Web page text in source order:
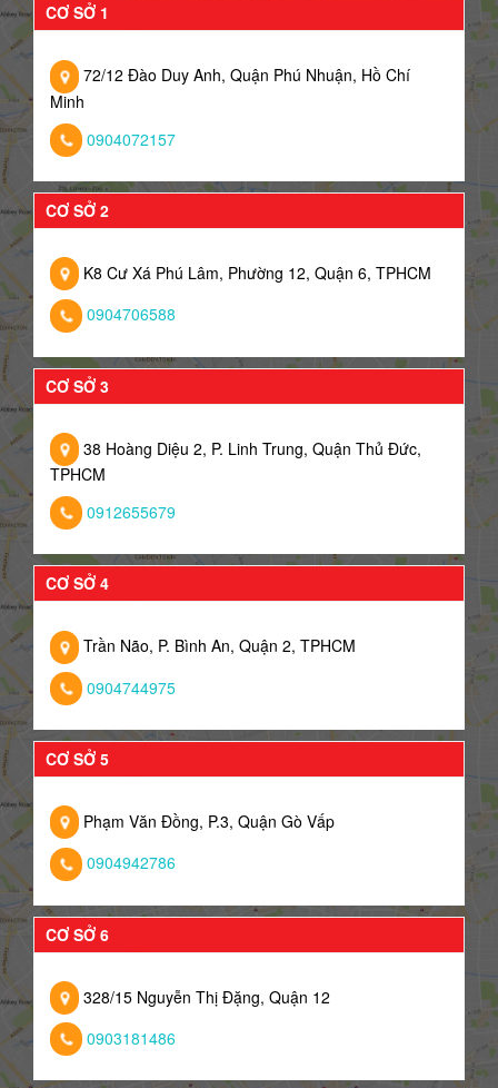
CƠ SỞ 1
72/12 Đào Duy Anh, Quận Phú Nhuận, Hồ Chí
Minh
0904072157
CƠ SỞ 2
K8 Cư Xá Phú Lâm, Phường 12, Quận 6, TPHCM
0904706588
CƠ SỞ 3
38 Hoàng Diệu 2, P. Linh Trung, Quận Thủ Đức,
TPHCM
0912655679
CƠ SỞ 4
Trần Não, P. Bình An, Quận 2, TPHCM
0904744975
CƠ SỞ 5
Phạm Văn Đồng, P.3, Quận Gò Vấp
0904942786
CƠ SỞ 6
328/15 Nguyễn Thị Đặng, Quận 12
0903181486